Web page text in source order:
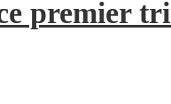
premier